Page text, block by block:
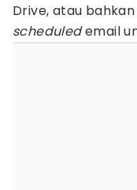
Drive, atau
scheduledemail